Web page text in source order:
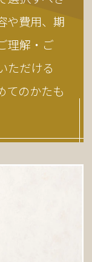
や費用、期
理解・ご
ただける
てのかたも